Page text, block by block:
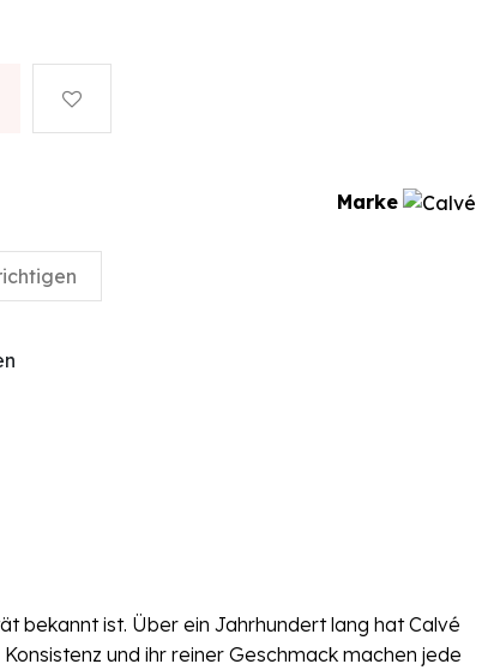
Marke
bekannt ist. Über ein Jahrhundert lang hat Calvé
und ihr reiner Geschmack machen jede